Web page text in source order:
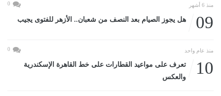
منذ 6 أشهر 0
09 هل يجوز الصيام بعد النصف من شعبان.. الأزهر للفتوى يجيب
منذ عام واحد 0
10
تعرف على مواعيد القطارات على خط القاهرة الإسكندرية
والعكس